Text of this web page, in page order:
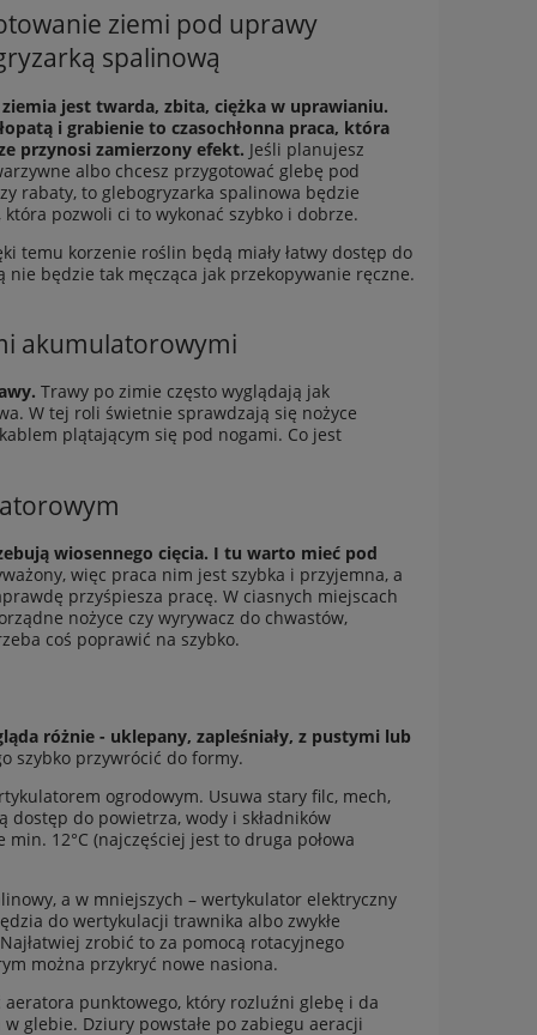
ziemi pod uprawy
spalinową
jest twarda, zbita, ciężka w uprawianiu.
i grabienie to czasochłonna praca, która
przynosi zamierzony efekt. Jeśli planujesz
albo chcesz przygotować glebę pod
rabaty, to glebogryzarka spalinowa będzie
która pozwoli ci to wykonać szybko i dobrze.
temu korzenie roślin będą miały łatwy dostęp do
nie będzie tak męcząca jak przekopywanie ręczne.
akumulatorowymi
Trawy po zimie często wyglądają jak
W tej roli świetnie sprawdzają się nożyce
plątającym się pod nogami. Co jest
wiosennego cięcia. I tu warto mieć pod
więc praca nim jest szybka i przyjemna, a
przyśpiesza pracę. W ciasnych miejscach
nożyce czy wyrywacz do chwastów,
coś poprawić na szybko.
różnie - uklepany, zapleśniały, z pustymi lub
szybko przywrócić do formy.
ogrodowym. Usuwa stary filc, mech,
do powietrza, wody i składników
12°C (najczęściej jest to druga połowa
, a w mniejszych – wertykulator elektryczny
do wertykulacji trawnika albo zwykłe
zrobić to za pomocą rotacyjnego
można przykryć nowe nasiona.
aeratora punktowego, który rozluźni glebę i da
glebie. Dziury powstałe po zabiegu aeracji